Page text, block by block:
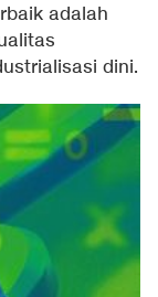
adalah
dini.